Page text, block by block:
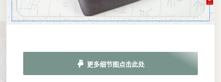
更多细节图点击此处